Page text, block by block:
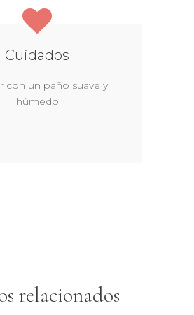
Cuidados
con un paño suave y
húmedo
relacionados